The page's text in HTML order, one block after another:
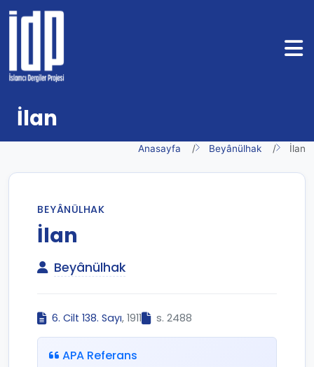
İlan
Anasayfa Beyânülhak İlan
BEYÂNÜLHAK
İlan
Beyânülhak
6. Cilt 138. Sayı, 1911 s. 2488
APA Referans